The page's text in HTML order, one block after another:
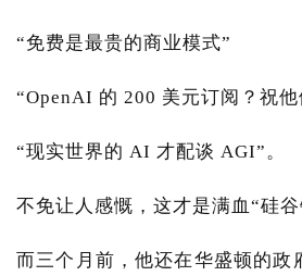
“免费是最贵的商业模式”
“OpenAI 的 200 美元订阅？祝他
“现实世界的 AI 才配谈 AGI”。
不免让人感慨，这才是满血“硅谷
而三个月前，他还在华盛顿的政